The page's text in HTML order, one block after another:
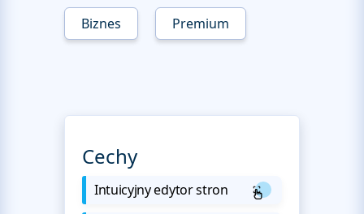
Biznes Premium
Cechy
Intuicyjny edytor stron